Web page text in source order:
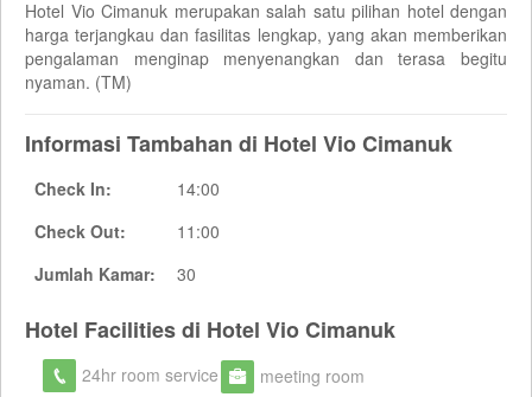
Hotel Vio Cimanuk merupakan salah satu pilihan hotel dengan
harga terjangkau dan fasilitas lengkap, yang akan memberikan
pengalaman menginap menyenangkan dan terasa begitu
nyaman. (TM)
Informasi Tambahan di Hotel Vio Cimanuk
Check In:
14:00
Check Out:
11:00
Jumlah Kamar:
30
Hotel Facilities di Hotel Vio Cimanuk
24hr room service
meeting room